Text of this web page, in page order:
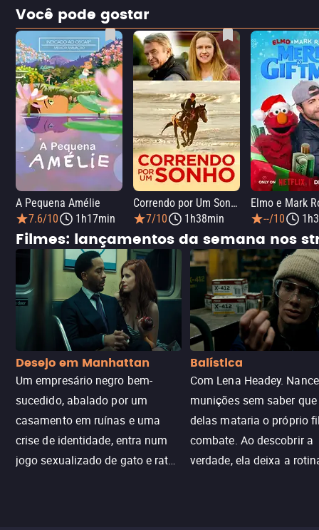
Você pode gostar
A Pequena Amélie
7.6/10
1h17min
Correndo por Um Sonho
7/10
1h38min --/10
Filmes: lançamentos da semana nos
Desejo em Manhattan
Um empresário negro bem-
sucedido, abalado por um
casamento em ruínas e uma
crise de identidade, entra num
jogo sexualizado de gato e rato
Balística
Com Lena Headey.
munições sem saber
delas mataria o próprio
combate. Ao descobrir a
verdade, ela deixa a